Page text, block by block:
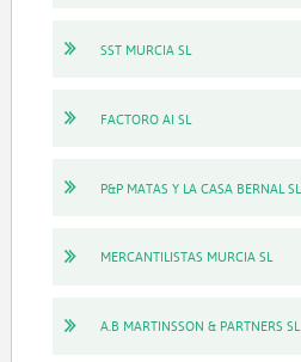
SST MURCIA SL
FACTORO AI SL
P&P MATAS Y LA CASA BERNAL SL
MERCANTILISTAS MURCIA SL
A.B MARTINSSON & PARTNERS SL